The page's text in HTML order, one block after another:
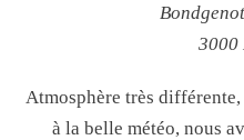
3000
Atmosphère très
à la belle météo, nous